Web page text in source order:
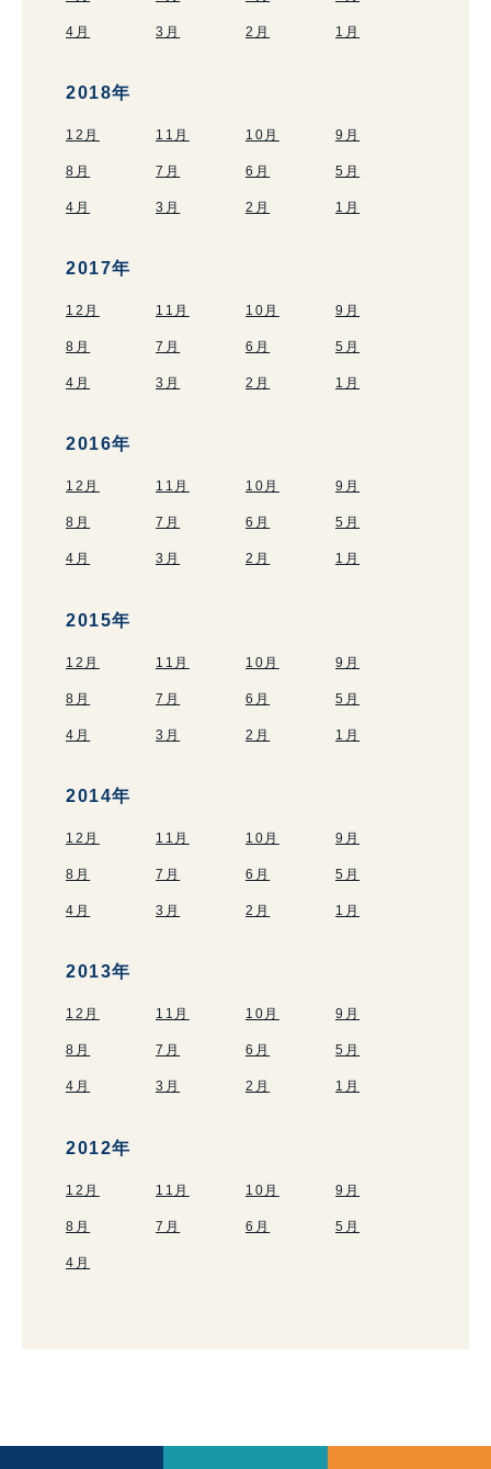
4月 3月 2月 1月
2018年
12月 11月 10月 9月
8月 7月 6月 5月
4月 3月 2月 1月
2017年
12月 11月 10月 9月
8月 7月 6月 5月
4月 3月 2月 1月
2016年
12月 11月 10月 9月
8月 7月 6月 5月
4月 3月 2月 1月
2015年
12月 11月 10月 9月
8月 7月 6月 5月
4月 3月 2月 1月
2014年
12月 11月 10月 9月
8月 7月 6月 5月
4月 3月 2月 1月
2013年
12月 11月 10月 9月
8月 7月 6月 5月
4月 3月 2月 1月
2012年
12月 11月 10月 9月
8月 7月 6月 5月
4月